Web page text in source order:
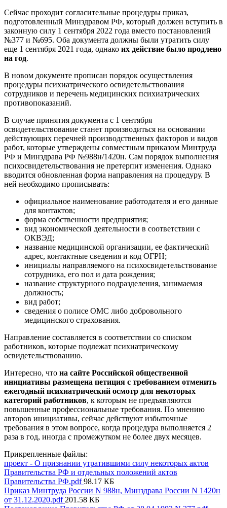
Сейчас проходит согласительные процедуры приказ,
подготовленный Минздравом РФ, который должен вступить в
законную силу 1 сентября 2022 года вместо постановлений
№377 и №695. Оба документа должны были утратить силу
еще 1 сентября 2021 года, однако их действие было продлено
на год.
В новом документе прописан порядок осуществления
процедуры психиатрического освидетельствования
сотрудников и перечень медицинских психиатрических
противопоказаний.
В случае принятия документа с 1 сентября
освидетельствование станет производиться на основании
действующих перечней производственных факторов и видов
работ, которые утверждены совместным приказом Минтруда
РФ и Минздрава РФ №988н/1420н. Сам порядок выполнения
психосвидетельствования не претерпит изменения. Однако
вводится обновленная форма направления на процедуру. В
ней необходимо прописывать:
официальное наименование работодателя и его данные
для контактов;
форма собственности предприятия;
вид экономической деятельности в соответствии с
ОКВЭД;
название медицинской организации, ее фактический
адрес, контактные сведения и код ОГРН;
инициалы направляемого на психосвидетельствование
сотрудника, его пол и дата рождения;
название структурного подразделения, занимаемая
должность;
вид работ;
сведения о полисе ОМС либо добровольного
медицинского страхования.
Направление составляется в соответствии со списком
работников, которые подлежат психиатрическому
освидетельствованию.
Интересно, что на сайте Российской общественной
инициативы размещена петиция с требованием отменить
ежегодный психиатрический осмотр для некоторых
категорий работников, к которым не предъявляются
повышенные профессиональные требования. По мнению
авторов инициативы, сейчас действуют избыточные
требования в этом вопросе, когда процедура выполняется 2
раза в год, иногда с промежутком не более двух месяцев.
Прикрепленные файлы:
проект - О признании утратившими силу некоторых актов
Правительства РФ и отдельных положений актов
Правительства РФ.pdf98.17 КБ
Приказ Минтруда России N 988н, Минздрава России N 1420н
от 31.12.2020.pdf 201.58 КБ